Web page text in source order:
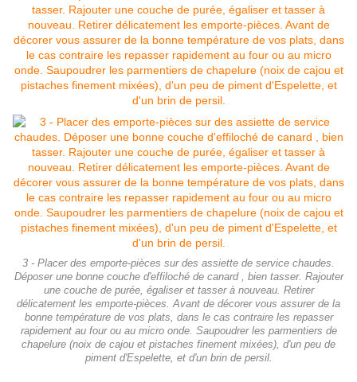
3 - Placer des emporte-pièces sur des assiette de service chaudes.
Déposer une bonne couche d'effiloché de canard , bien tasser. Rajouter
une couche de purée, égaliser et tasser à nouveau. Retirer
délicatement les emporte-pièces. Avant de décorer vous assurer de la
bonne température de vos plats, dans le cas contraire les repasser
rapidement au four ou au micro onde. Saupoudrer les parmentiers de
chapelure (noix de cajou et pistaches finement mixées), d'un peu de
piment d'Espelette, et d'un brin de persil.